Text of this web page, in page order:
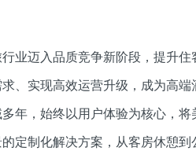
业迈入品质竞争新阶段，提升
、实现高效运营升级，成为高
年，始终以用户体验为核心，
定制化解决方案，从客房休憩